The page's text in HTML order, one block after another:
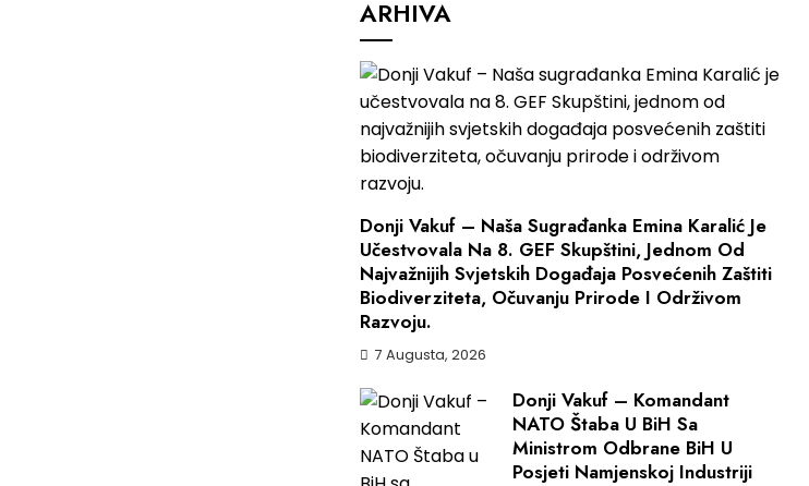
ARHIVA
Donji Vakuf – Naša Sugrađanka Emina Karalić Je
Učestvovala Na 8. GEF Skupštini, Jednom Od
Najvažnijih Svjetskih Događaja Posvećenih Zaštiti
Biodiverziteta, Očuvanju Prirode I Održivom
Razvoju.
7 Augusta, 2026
Donji Vakuf – Komandant
NATO Štaba U BiH Sa
Ministrom Odbrane BiH U
Posjeti Namjenskoj Industriji